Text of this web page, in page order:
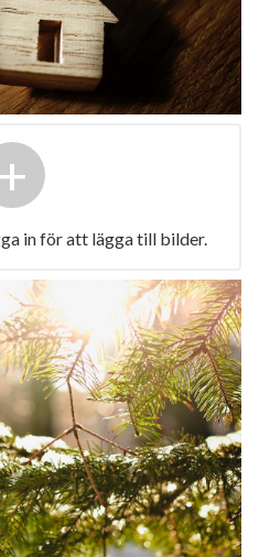
+
in för att lägga till bilder.